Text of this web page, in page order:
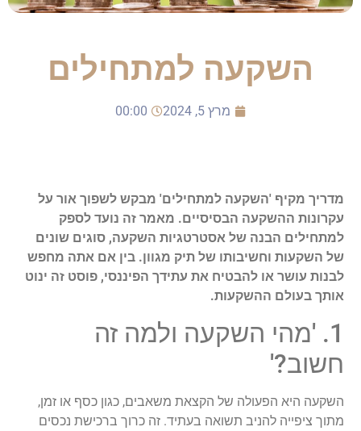
השקעה למתחילים
מרץ 5, 2024 00:00
מדריך מקיף 'השקעה למתחילים' מבקש לשפוך אור על
עקרונות ההשקעה הבסיסיים. מאמר זה נועד לספק
למתחילים הבנה של אסטרטגיות השקעה, סוגים שונים
של השקעות וחשיבותו של תיק מגוון. בין אם אתה מחפש
לבנות עושר או להבטיח את עתידך הפיננסי, פוסט זה ינוט
אותך בעולם ההשקעות.
1. 'מהי השקעה ולמה זה
חשוב?'
השקעה היא הפעולה של הקצאת משאבים, כגון כסף או זמן,
מתוך ציפייה להניב תשואה בעתיד. זה כרוך ברכישת נכסים